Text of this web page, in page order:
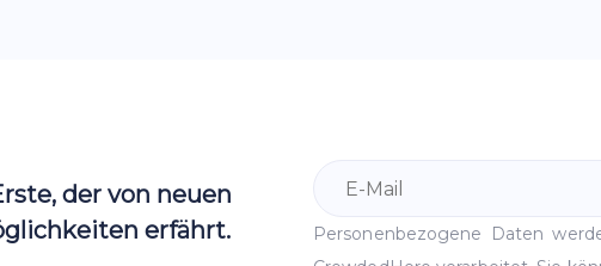
der von neuen
erfährt.
Personenbezogene Daten